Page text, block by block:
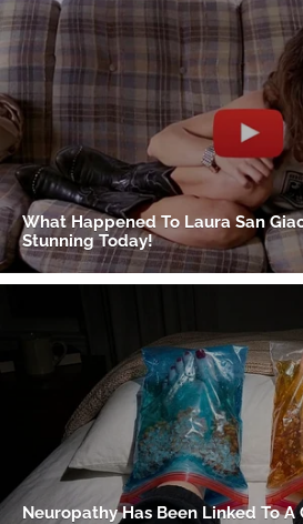
Gracias por suscribirte a